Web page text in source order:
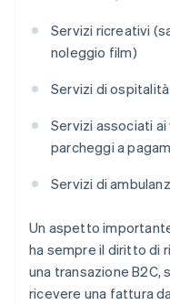
Servizi ricreativi
noleggio film)
Servizi di ospitalità
Servizi associati
parcheggi a
Servizi di
Un aspetto
ha sempre il diritto di
una transazione B2C,
ricevere una fattura